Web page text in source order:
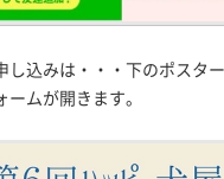
し込みは・・・下のポスタ
ムが開きます。